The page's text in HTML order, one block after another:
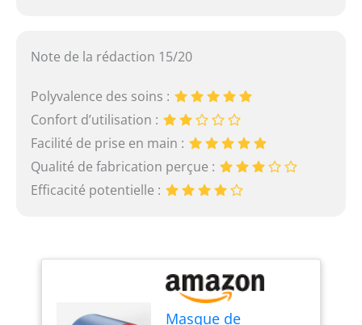
Note de la rédaction 15/20
Polyvalence des soins :
Confort d’utilisation :
Facilité de prise en main :
Qualité de fabrication perçue :
Efficacité potentielle :
Masque de